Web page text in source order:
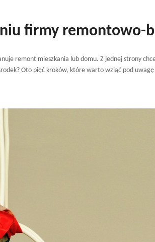
firmy remontowo-
remont mieszkania lub domu. Z jednej strony
Oto pięć kroków, które warto wziąć pod